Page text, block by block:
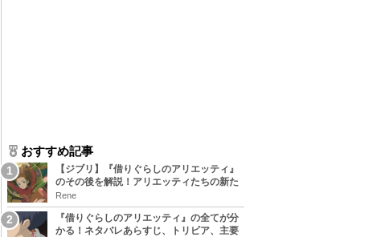
おすすめ記事
【ジブリ】『借りぐらしのアリエッティ』
のその後を解説！アリエッティたちの新た
な住処は？翔の病気は治る？
Rene
『借りぐらしのアリエッティ』の全てが分
かる！ネタバレあらすじ、トリビア、主要